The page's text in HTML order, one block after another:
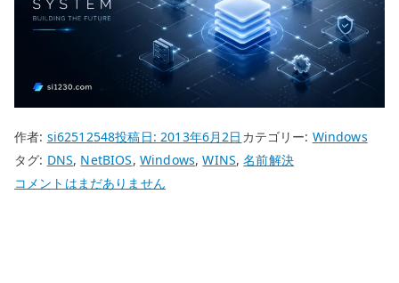
作者: si62512548投稿日:2013年6月2日 カテゴリー: Windows
タグ: DNS, NetBIOS, Windows,WINS,名前解決
Windows
コメントはまだありません